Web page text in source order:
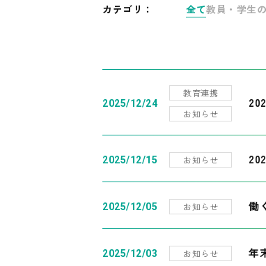
カテゴリ： 全て教員・学生
2025/12/24
教育連携
お知らせ
2025/12/15 お知らせ
2025/12/05 お知らせ 働
2025/12/03 お知らせ 年